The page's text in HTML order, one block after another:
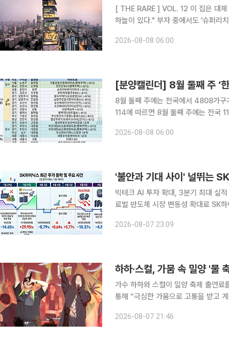
[ THE RARE ] VOL. 12 이 집은 대체 얼마일까:슈퍼리치들의 주거지 "천외천(天外天). 하늘 밖의
하늘이 있다." 부자 중에서도
2026-08-08 06:00
[분양캘린더] 8월 둘째 주 ‘
8월 둘째 주에는 전국에서 4808가구가 분양에 나선다. ◇청약 단
114에 따르면 8월 둘째 주에는 전국 11개 단지 총
진다. 11일에는 경기 김포시 고촌읍 '
2026-08-08 06:00
빅테크 AI 투자 확대, 3분기 최대 실적
로벌 반도체 시장 변동성 확대로 SK
2026-08-07 23:09
하하·스컬, 가뭄 속 밀양 '물
가수 하하와 스컬이 밀양 축제 출연료를 전액 기부하기로
통해 “극심한 가뭄으로 고통을 받고
벌’이 현재 극심한 가뭄에도 강행되는
2026-08-07 21:46